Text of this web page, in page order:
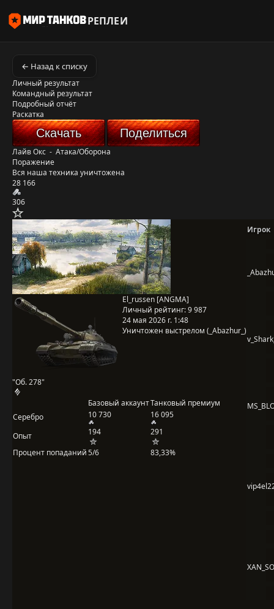
РЕПЛЕИ
← Назад к списку
Личный результат
Командный результат
Подробный отчёт
Раскатка
Скачать Поделиться
Лайв Окс - Атака/Оборона
Поражение
Вся наша техника уничтожена
28 166
306
"Об. 278"
El_russen [ANGMA]
Личный рейтинг:9 987
24 мая 2026 г. 1:48
Уничтожен выстрелом (_Abazhur_)
Базовый аккаунтТанковый премиум
Серебро
10 730 16 095
Опыт 194
291
Процент попаданий5/6 83,33%
Игрок